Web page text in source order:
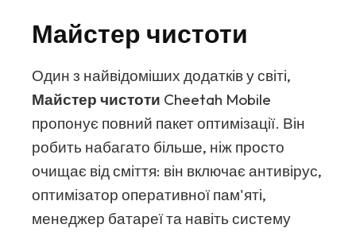
Майстер чистоти
Один з найвідоміших додатків у світі,
Майстер чистоти Cheetah Mobile
пропонує повний пакет оптимізації. Він
робить набагато більше, ніж просто
очищає від сміття: він включає антивірус,
оптимізатор оперативної пам'яті,
менеджер батареї та навіть систему